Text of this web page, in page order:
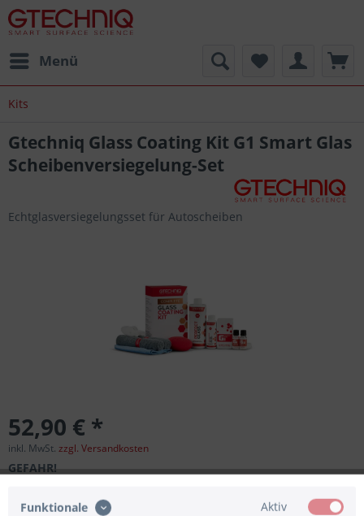
Menü
Kits
Gtechniq Glass Coating Kit G1 Smart Glas
Scheibenversiegelung-Set
Echtglasversiegelungsset für Autoscheiben
52,90 € *
inkl. MwSt. zzgl. Versandkosten
GEFAHR!
Funktionale Aktiv